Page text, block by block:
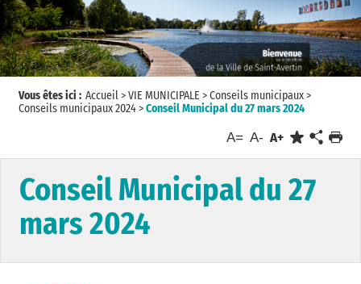
Vous êtes ici : Accueil>VIE MUNICIPALE >Conseils municipaux>
Conseils municipaux 2024>Conseil Municipal du 27 mars 2024
A= A- A+
Conseil Municipal du 27
mars 2024